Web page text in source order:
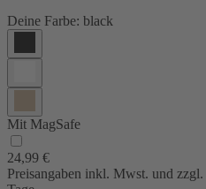
Deine Farbe: black
Mit MagSafe
24,99 €
Preisangaben inkl. Mwst. und zzgl.